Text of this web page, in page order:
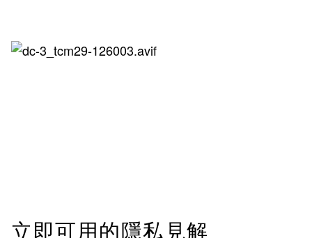
立即可用的隱私見解